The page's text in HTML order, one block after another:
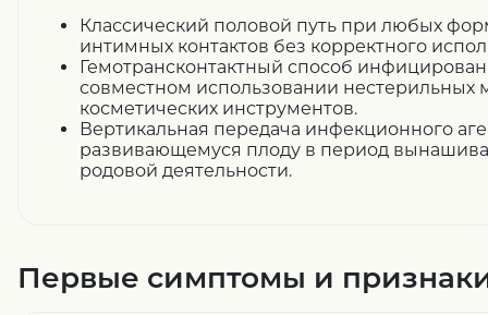
Классический половой путь при любых
интимных контактов без корректного
Гемотрансконтактный способ
совместном использовании нестерильных
косметических инструментов.
Вертикальная передача инфекционного
развивающемуся плоду в период
родовой деятельности.
Первые симптомы и